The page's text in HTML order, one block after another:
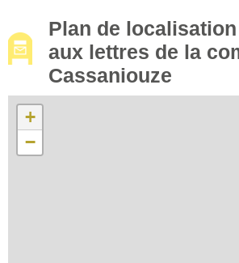
Plan de
aux lettres de la
Cassaniouze
+
−